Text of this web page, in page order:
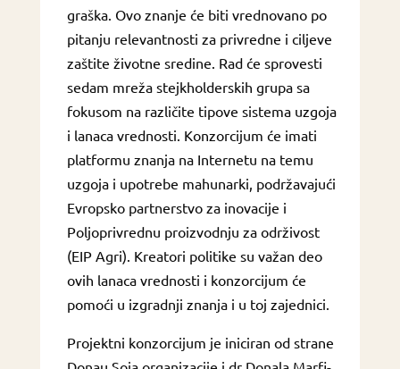
graška. Ovo znanje će biti vrednovano po
pitanju relevantnosti za privredne i ciljeve
zaštite životne sredine. Rad će sprovesti
sedam mreža stejkholderskih grupa sa
fokusom na različite tipove sistema uzgoja
i lanaca vrednosti. Konzorcijum će imati
platformu znanja na Internetu na temu
uzgoja i upotrebe mahunarki, podržavajući
Evropsko partnerstvo za inovacije i
Poljoprivrednu proizvodnju za održivost
(EIP Agri). Kreatori politike su važan deo
ovih lanaca vrednosti i konzorcijum će
pomoći u izgradnji znanja i u toj zajednici.
Projektni konzorcijum je iniciran od strane